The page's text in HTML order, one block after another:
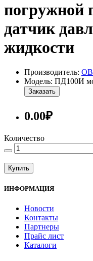
погружной
датчик
жидкости
Производитель:
Модель: ПД100И
Заказать
0.00₽
Количество
Купить
ИНФОРМАЦИЯ
Новости
Контакты
Партнеры
Прайс лист
Каталоги